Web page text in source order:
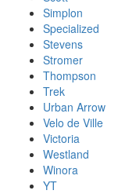
Simplon
Specialized
Stevens
Stromer
Thompson
Trek
Urban Arrow
Velo de Ville
Victoria
Westland
Winora
YT